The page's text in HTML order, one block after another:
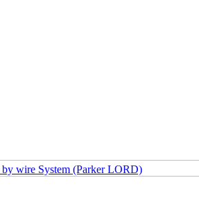
by wire System (Parker LORD)